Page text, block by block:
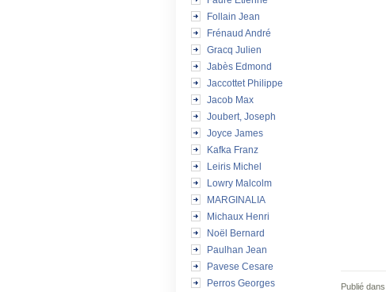
Follain Jean
Frénaud André
Gracq Julien
Jabès Edmond
Jaccottet Philippe
Jacob Max
Joubert, Joseph
Joyce James
Kafka Franz
Leiris Michel
Lowry Malcolm
MARGINALIA
Michaux Henri
Noël Bernard
Paulhan Jean
Pavese Cesare
Perros Georges
Publié dans